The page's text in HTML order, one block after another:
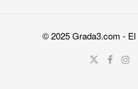
© 2025Grada3.com - El